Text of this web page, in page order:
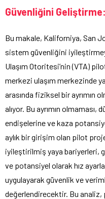
Güvenliğini
Bu makale, Kaliforniya, San
sistem güvenliğini
Ulaşım Otoritesi’nin (VTA)
merkezi ulaşım merkezinde
arasında fiziksel bir ayrımın
alıyor. Bu ayrımın olmaması,
endişelerine ve kaza
aylık bir girişim olan pilot
iyileştirilmiş yaya bariyerleri,
ve potansiyel olarak hız
uygulayarak güvenlik ve
değerlendirecektir. Bu analiz,